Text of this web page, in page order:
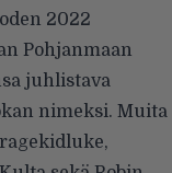
2022
Pohjanmaan
juhlistava
nimeksi. Muita